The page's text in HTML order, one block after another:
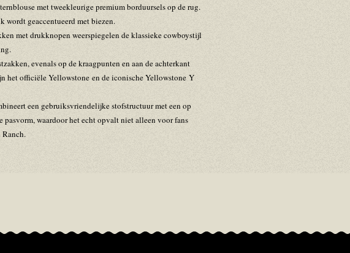
met tweekleurige premium borduursels op de rug.
wordt geaccentueerd met biezen.
met drukknopen weerspiegelen de klassieke cowboystijl
evenals op de kraagpunten en aan de achterkant
het officiële Yellowstone en de iconische Yellowstone Y
een gebruiksvriendelijke stofstructuur met een op
pasvorm, waardoor het echt opvalt niet alleen voor fans